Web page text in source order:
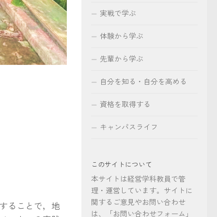
ることで，地
実戦で学ぶ
体験から学ぶ
先輩から学ぶ
自分を知る・自分を高める
資格を取得する
キャンパスライフ
このサイトについて
本サイトは経営学科教員で管
理・運営しています。サイトに
関するご意見やお問い合わせ
は、「お問い合わせフォーム」